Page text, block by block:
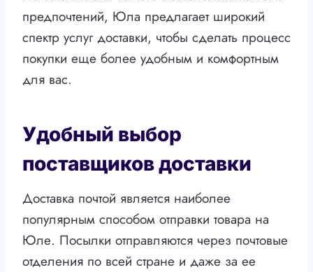
предпочтений, Юла предлагает широкий
спектр услуг доставки, чтобы сделать процесс
покупки еще более удобным и комфортным
для вас.
Удобный выбор
поставщиков доставки
Доставка почтой является наиболее
популярным способом отправки товара на
Юле. Посылки отправляются через почтовые
отделения по всей стране и даже за ее